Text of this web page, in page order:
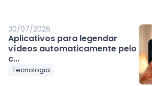
30/07/2026
Aplicativos para legendar
vídeos automaticamente pelo
c...
Tecnologia